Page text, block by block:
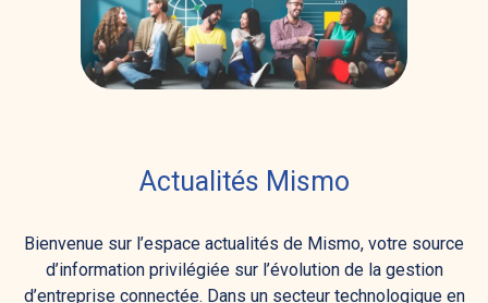
Actualités Mismo
Bienvenue sur l’espace actualités de Mismo, votre source
d’information privilégiée sur l’évolution de la gestion
d’entreprise connectée. Dans un secteur technologique en